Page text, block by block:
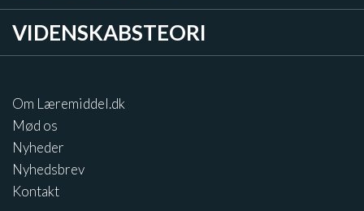
VIDENSKABSTEORI
Om Læremiddel.dk
Mød os
Nyheder
Nyhedsbrev
Kontakt